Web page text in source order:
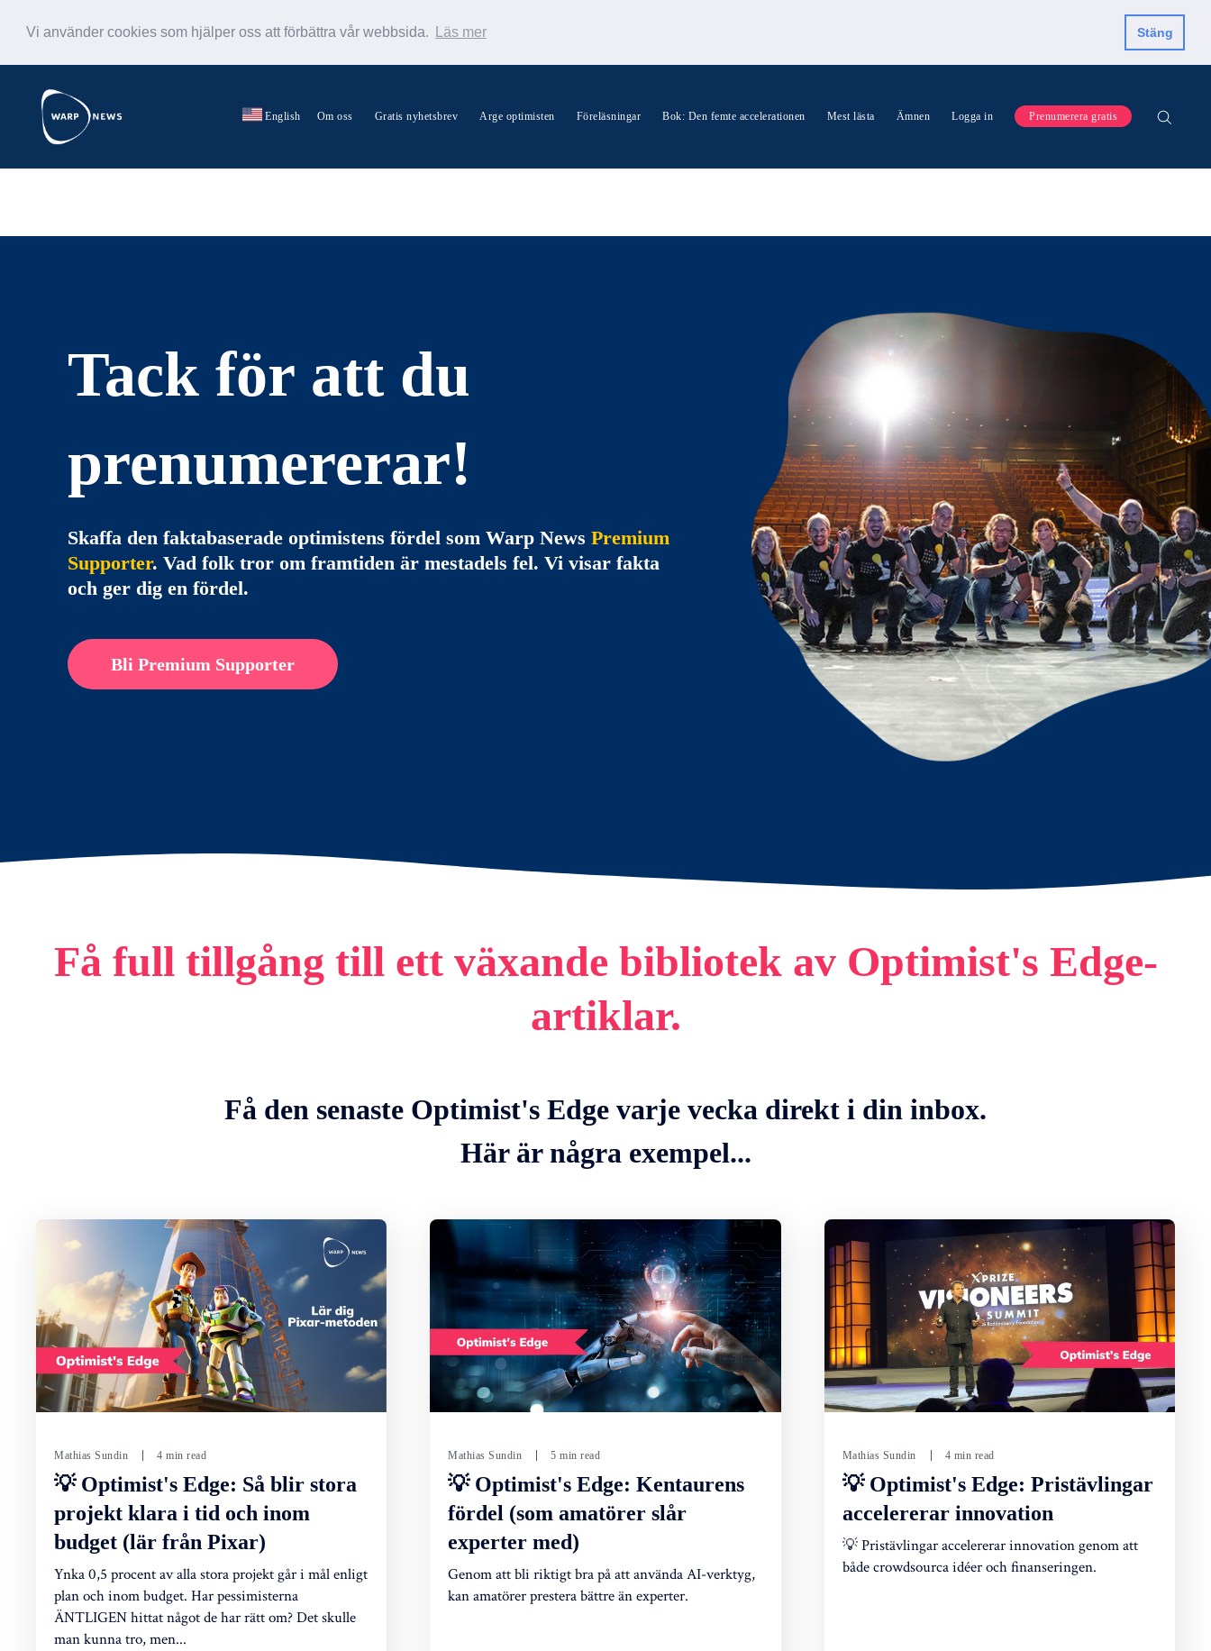
Vi använder cookies som hjälper oss att förbättra vår webbsida. Läs mer Stäng
English Om oss Gratis nyhetsbrev Arge optimisten Föreläsningar Bok: Den femte accelerationen Mest lästa Ämnen Logga in Prenumerera gratis
Tack för att du
prenumererar!
Skaffa den faktabaserade optimistens fördel som Warp News Premium
Supporter. Vad folk tror om framtiden är mestadels fel. Vi visar fakta
och ger dig en fördel.
Bli Premium Supporter
Få full tillgång till ett växande bibliotek av Optimist's Edge-
artiklar.
Få den senaste Optimist's Edge varje vecka direkt i din inbox.
Här är några exempel...
Mathias Sundin 4 min read
💡 Optimist's Edge: Så blir stora
projekt klara i tid och inom
budget (lär från Pixar)
Ynka 0,5 procent av alla stora projekt går i mål enligt
plan och inom budget. Har pessimisterna
ÄNTLIGEN hittat något de har rätt om? Det skulle
man kunna tro, men...
Mathias Sundin 5 min read
💡 Optimist's Edge: Kentaurens
fördel (som amatörer slår
experter med)
Genom att bli riktigt bra på att använda AI-verktyg,
kan amatörer prestera bättre än experter.
Mathias Sundin 4 min read
💡 Optimist's Edge: Pristävlingar
accelererar innovation
💡 Pristävlingar accelererar innovation genom att
både crowdsourca idéer och finanseringen.